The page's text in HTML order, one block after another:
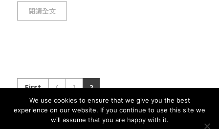
閱讀全文
First 1 2
We use cookies to ensure that we give you the best
experience on our website. If you continue to use this site we
will assume that you are happy with it.